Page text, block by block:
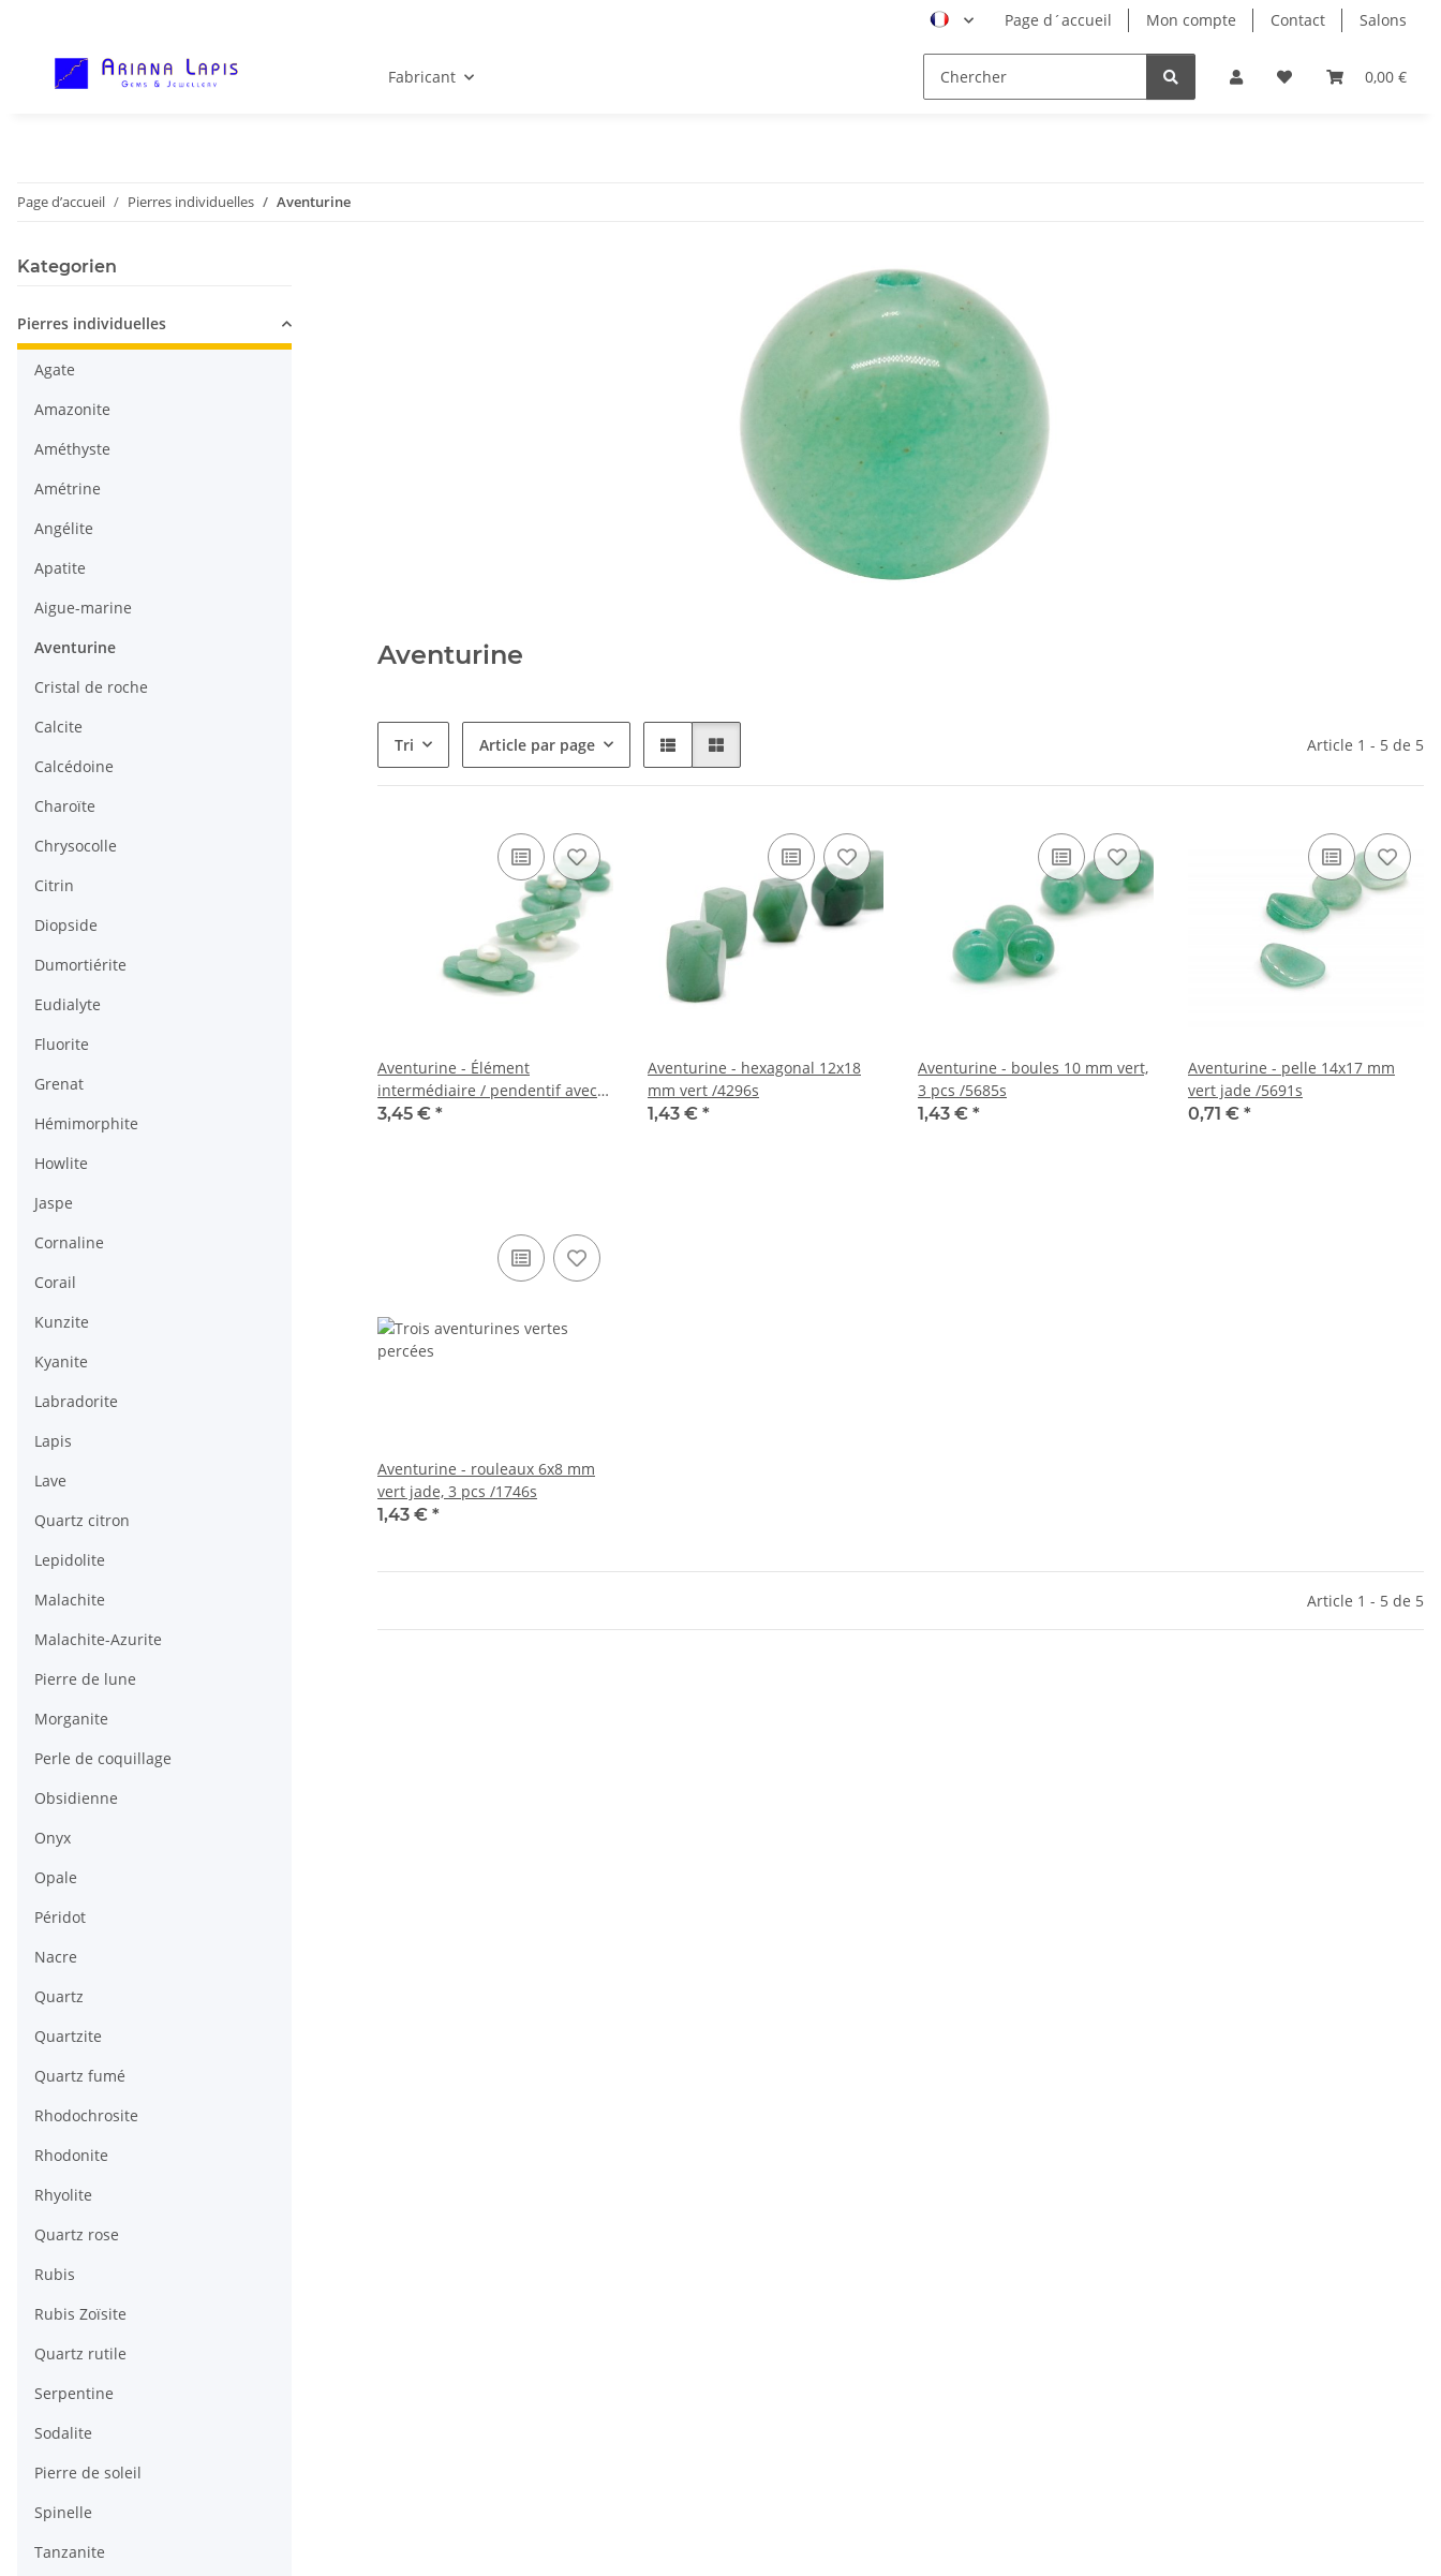
Page d´accueil Mon compte Contact Salons
0,00 €
Fabricant
Page d’accueil Pierres individuelles Aventurine
Aventurine
Tri Article par page Article 1 - 5 de 5
Aventurine - Élément
intermédiaire / pendentif avec
perle de culture /R159
3,45 € *
Aventurine - hexagonal 12x18
mm vert /4296s
1,43 € *
Aventurine - boules 10 mm vert,
3 pcs /5685s
1,43 € *
Aventurine - pelle 14x17 mm
vert jade /5691s
0,71 € *
Aventurine - rouleaux 6x8 mm
vert jade, 3 pcs /1746s
1,43 € *
Article 1 - 5 de 5
Kategorien
Pierres individuelles
Agate
Amazonite
Améthyste
Amétrine
Angélite
Apatite
Aigue-marine
Aventurine
Cristal de roche
Calcite
Calcédoine
Charoïte
Chrysocolle
Citrin
Diopside
Dumortiérite
Eudialyte
Fluorite
Grenat
Hémimorphite
Howlite
Jaspe
Cornaline
Corail
Kunzite
Kyanite
Labradorite
Lapis
Lave
Quartz citron
Lepidolite
Malachite
Malachite-Azurite
Pierre de lune
Morganite
Perle de coquillage
Obsidienne
Onyx
Opale
Péridot
Nacre
Quartz
Quartzite
Quartz fumé
Rhodochrosite
Rhodonite
Rhyolite
Quartz rose
Rubis
Rubis Zoïsite
Quartz rutile
Serpentine
Sodalite
Pierre de soleil
Spinelle
Tanzanite